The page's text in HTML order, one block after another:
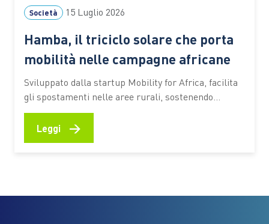
Società 15 Luglio 2026
Hamba, il triciclo solare che porta
mobilità nelle campagne africane
Sviluppato dalla startup Mobility for Africa, facilita
gli spostamenti nelle aree rurali, sostenendo
agricoltura, imprenditoria locale, inclusione
femminile e riduzione delle emissioni In molte aree
rurali dell’Africa spostarsi rappresenta ancora una
Leggi →